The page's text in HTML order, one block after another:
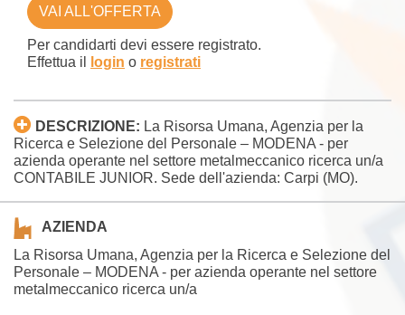
VAI ALL'OFFERTA
Per candidarti devi essere registrato.
Effettua il
login o registrati
DESCRIZIONE: La Risorsa Umana, Agenzia per la
Ricerca e Selezione del Personale – MODENA - per
azienda operante nel settore metalmeccanico ricerca un/a
CONTABILE JUNIOR. Sede dell'azienda: Carpi (MO).
AZIENDA
La Risorsa Umana, Agenzia per la Ricerca e Selezione del
Personale – MODENA - per azienda operante nel settore
metalmeccanico ricerca un/a